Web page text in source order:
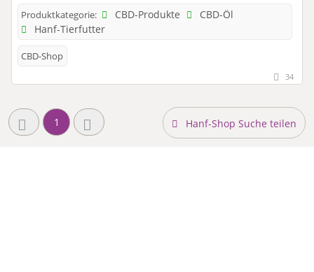
Produktkategorie:
CBD-Produkte
CBD-Öl
Hanf-Tierfutter
CBD-Shop
34
1 Hanf-Shop Suche teilen